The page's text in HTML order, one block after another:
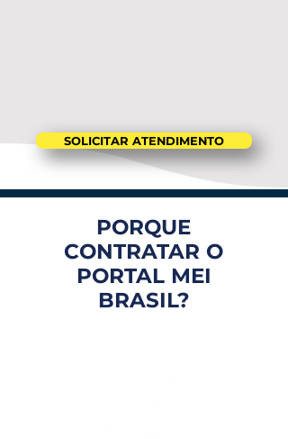
SOLICITAR ATENDIMENTO
PORQUE
CONTRATAR O
PORTAL MEI